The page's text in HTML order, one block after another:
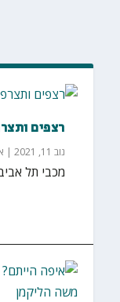
רצפים
נוב 11, 2021 |
מכבי תל אביב תתארח ביום חמישי